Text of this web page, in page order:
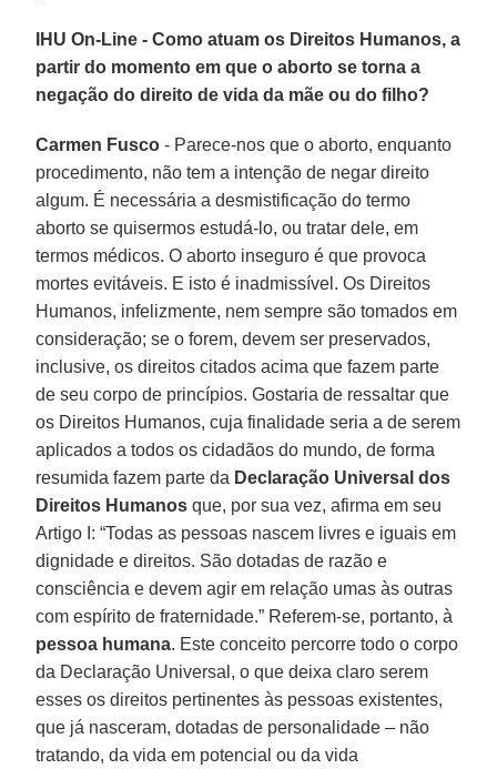
IHU On-Line - Como atuam os Direitos Humanos, a
partir do momento em que o aborto se torna a
negação do direito de vida da mãe ou do filho?
Carmen Fusco - Parece-nos que o aborto, enquanto
procedimento, não tem a intenção de negar direito
algum. É necessária a desmistificação do termo
aborto se quisermos estudá-lo, ou tratar dele, em
termos médicos. O aborto inseguro é que provoca
mortes evitáveis. E isto é inadmissível. Os Direitos
Humanos, infelizmente, nem sempre são tomados em
consideração; se o forem, devem ser preservados,
inclusive, os direitos citados acima que fazem parte
de seu corpo de princípios. Gostaria de ressaltar que
os Direitos Humanos, cuja finalidade seria a de serem
aplicados a todos os cidadãos do mundo, de forma
resumida fazem parte da Declaração Universal dos
Direitos Humanos que, por sua vez, afirma em seu
Artigo I: “Todas as pessoas nascem livres e iguais em
dignidade e direitos. São dotadas de razão e
consciência e devem agir em relação umas às outras
com espírito de fraternidade.” Referem-se, portanto, à
pessoa humana. Este conceito percorre todo o corpo
da Declaração Universal, o que deixa claro serem
esses os direitos pertinentes às pessoas existentes,
que já nasceram, dotadas de personalidade – não
tratando, da vida em potencial ou da vida